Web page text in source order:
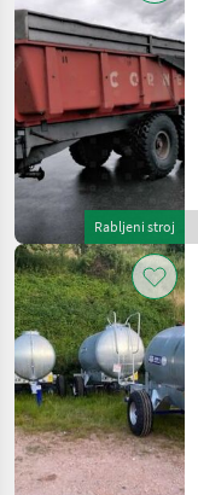
Rabljeni stroj